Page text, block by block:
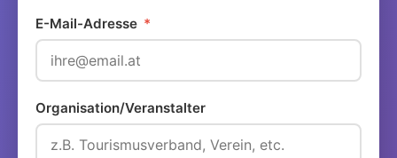
E-Mail-Adresse *
Organisation/Veranstalter